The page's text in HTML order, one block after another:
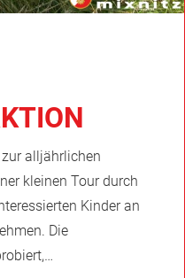
alljährlichen
kleinen Tour durch
Kinder an
Die